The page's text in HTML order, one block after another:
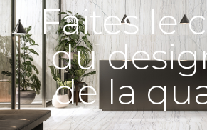
Faites le
du
de la